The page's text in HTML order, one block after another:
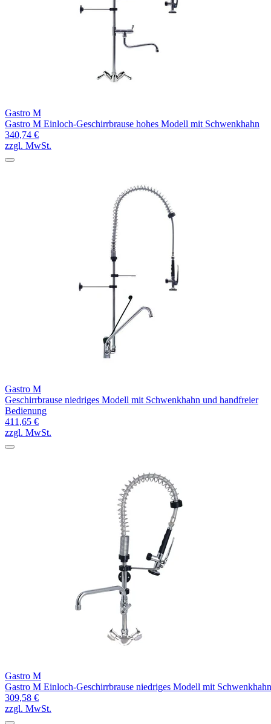
Gastro M
Gastro M Einloch-Geschirrbrause hohes Modell mit Schwenkhahn
340,74 €
zzgl. MwSt.
Gastro M
Geschirrbrause niedriges Modell mit Schwenkhahn und handfreier
Bedienung
411,65 €
zzgl. MwSt.
Gastro M
Gastro M Einloch-Geschirrbrause niedriges Modell mit Schwenkhahn
309,58 €
zzgl. MwSt.